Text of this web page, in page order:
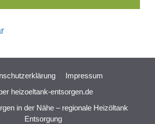
Impressum
heizoeltank-entsorgen.de
in der Nähe – regionale Heizöltank
Entsorgung